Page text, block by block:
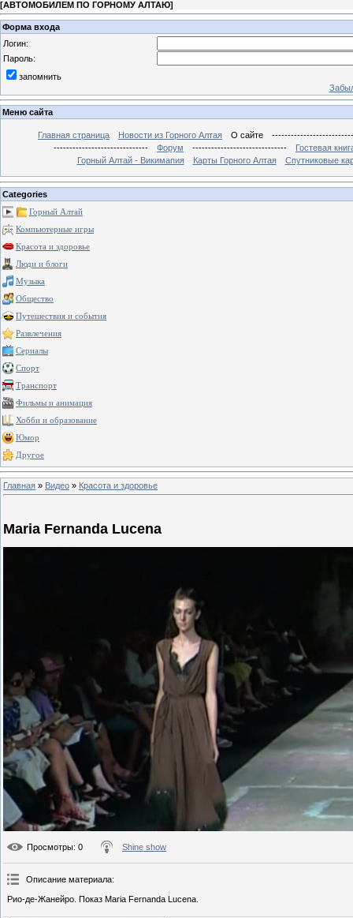
[АВТОМОБИЛЕМ ПО ГОРНОМУ АЛТАЮ]
Форма входа
Логин:
Пароль:
запомнить
Меню сайта
Главная страница Новости из Горного Алтая О сайте
------------------------------
Форум ------------------------------
Гостевая
Горный Алтай - Викимапия
Карты Горного Алтая Спутниковые
Categories
Горный Алтай
Компьютерные игры
Красота и здоровье
Люди и блоги
Музыка
Общество
Путешествия и события
Развлечения
Сериалы
Спорт
Транспорт
Фильмы и анимация
Хобби и образование
Юмор
Другое
Главная » Видео » Красота и здоровье
Maria Fernanda Lucena
Просмотры: 0 Shine show
Описание материала:
Рио-де-Жанейро. Показ Maria Fernanda Lucena.